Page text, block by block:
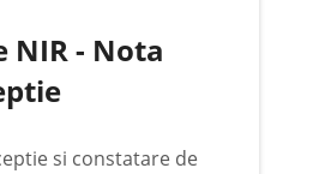
NIR - Nota
si constatare de